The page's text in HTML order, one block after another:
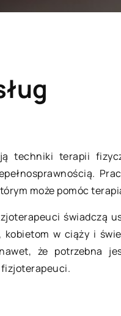
techniki terapii
może pomóc
świadczą
w ciąży i
że potrzebna
fizjoterapeuci.